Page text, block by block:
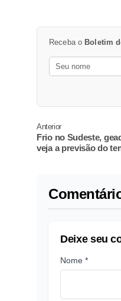
Receba o Boletim
Anterior
Frio no Sudeste,
veja a previsão do
Deixe seu
Nome *